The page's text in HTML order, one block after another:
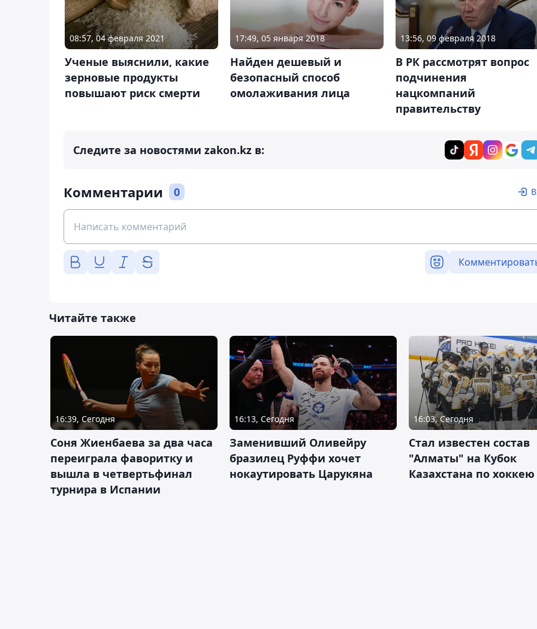
08:57, 04 февраля 2021
Ученые выяснили, какие
зерновые продукты
повышают риск смерти
17:49, 05 января 2018
Найден дешевый и
безопасный способ
омолаживания лица
13:56, 09 февраля 2018
В РК рассмотрят вопрос
подчинения
нацкомпаний
правительству
Следите за новостями zakon.kz в:
Комментарии 0
Читайте также
16:39, Сегодня
Соня Жиенбаева за два часа
переиграла фаворитку и
вышла в четвертьфинал
турнира в Испании
16:13, Сегодня
Заменивший Оливейру
бразилец Руффи хочет
нокаутировать Царукяна
16:03, Сегодня
Стал известен состав
"Алматы" на Кубок
Казахстана по хоккею